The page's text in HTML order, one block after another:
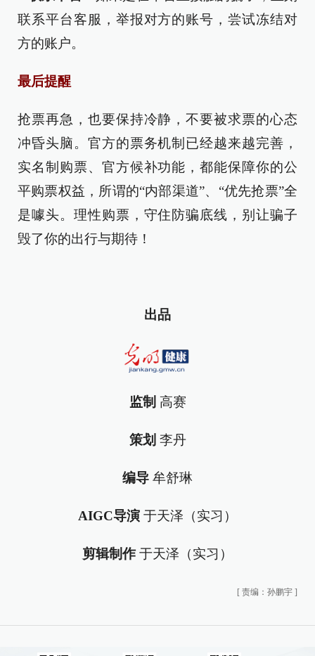
联系平台客服，举报对方的账号，尝试冻结对
方的账户。
最后提醒
抢票再急，也要保持冷静，不要被求票的心态
冲昏头脑。官方的票务机制已经越来越完善，
实名制购票、官方候补功能，都能保障你的公
平购票权益，所谓的“内部渠道”、“优先抢票”全
是噱头。理性购票，守住防骗底线，别让骗子
毁了你的出行与期待！
出品
监制 高赛
策划 李丹
编导 牟舒琳
AIGC导演 于天泽（实习）
剪辑制作于天泽（实习）
[ 责编：孙鹏宇 ]